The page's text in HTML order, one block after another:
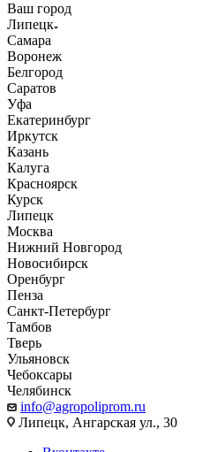
Ваш город
Липецк
Самара
Воронеж
Белгород
Саратов
Уфа
Екатеринбург
Иркутск
Казань
Калуга
Красноярск
Курск
Липецк
Москва
Нижний Новгород
Новосибирск
Оренбург
Пенза
Санкт-Петербург
Тамбов
Тверь
Ульяновск
Чебоксары
Челябинск
info@agropoliprom.ru
Липецк, Ангарская ул., 30